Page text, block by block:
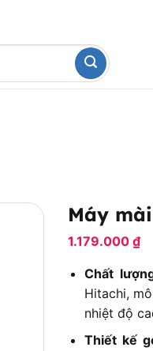
Máy
1.179.000 ₫
Chất
Hitachi,
nhiệt độ
Thiết kế